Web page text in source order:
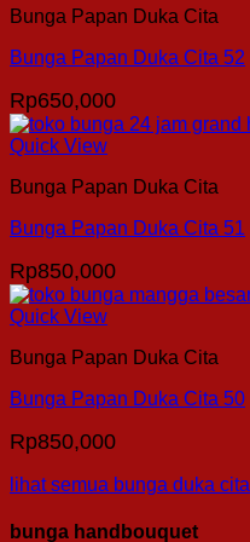
Bunga Papan Duka Cita
Bunga Papan Duka Cita 52
Rp650,000
Quick View
Bunga Papan Duka Cita
Bunga Papan Duka Cita 51
Rp850,000
Quick View
Bunga Papan Duka Cita
Bunga Papan Duka Cita 50
Rp850,000
lihat semua bunga duka cita
bunga handbouquet